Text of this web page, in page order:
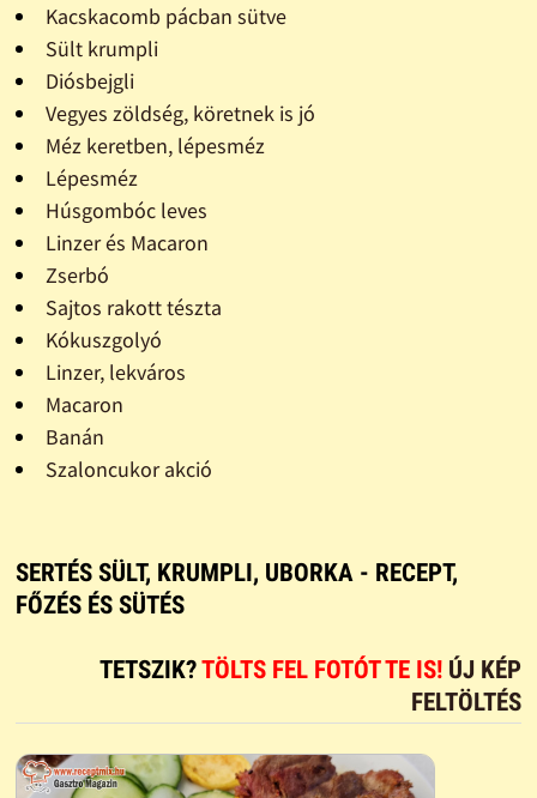
Kacskacomb pácban sütve
Sült krumpli
Diósbejgli
Vegyes zöldség, köretnek is jó
Méz keretben, lépesméz
Lépesméz
Húsgombóc leves
Linzer és Macaron
Zserbó
Sajtos rakott tészta
Kókuszgolyó
Linzer, lekváros
Macaron
Banán
Szaloncukor akció
SERTÉS SÜLT, KRUMPLI, UBORKA - RECEPT,
FŐZÉS ÉS SÜTÉS
TETSZIK?TÖLTS FEL FOTÓT TE IS! ÚJ KÉP
FELTÖLTÉS